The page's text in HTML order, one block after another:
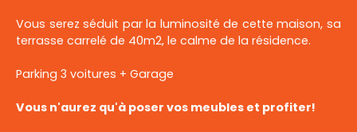
Vous serez séduit par la luminosité de cette maison, sa
terrasse carrelé de 40m2, le calme de la résidence.
Parking 3 voitures + Garage
Vous n'aurez qu'à poser vos meubles et profiter!